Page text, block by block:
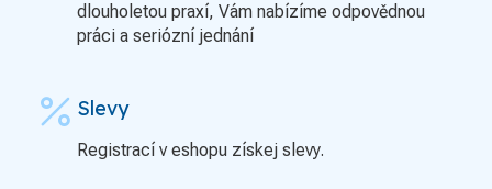
dlouholetou praxí, Vám nabízíme odpovědnou
práci a seriózní jednání
percent Slevy
Registrací v eshopu získej slevy.